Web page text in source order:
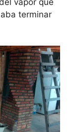
terminar